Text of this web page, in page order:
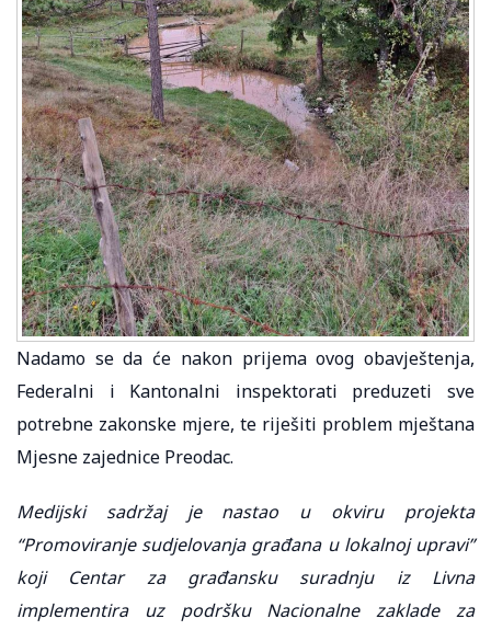
Nadamo se da će nakon prijema ovog obavještenja,
Federalni i Kantonalni inspektorati preduzeti sve
potrebne zakonske mjere, te riješiti problem mještana
Mjesne zajednice Preodac.
Medijski sadržaj je nastao u okviru projekta
“Promoviranje sudjelovanja građana u lokalnoj upravi”
koji Centar za građansku suradnju iz Livna
implementira uz podršku Nacionalne zaklade za